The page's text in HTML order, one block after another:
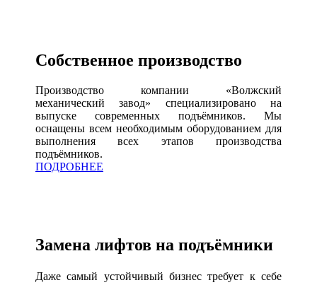
Собственное производство
Производство компании «Волжский
механический завод» специализировано на
выпуске современных подъёмников. Мы
оснащены всем необходимым оборудованием для
выполнения всех этапов производства
подъёмников.
ПОДРОБНЕЕ
Замена лифтов на подъёмники
Даже самый устойчивый бизнес требует к себе